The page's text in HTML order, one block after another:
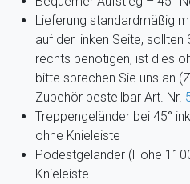
Lieferung standardmäßig
auf der linken Seite,
rechts benötigen, ist dies
bitte sprechen Sie uns an
Zubehör bestellbar Art. Nr.
Treppengeländer bei 45°
ohne Knieleiste
Podestgeländer (Höhe
Knieleiste